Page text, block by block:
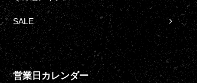
SALE
営業日カレンダー